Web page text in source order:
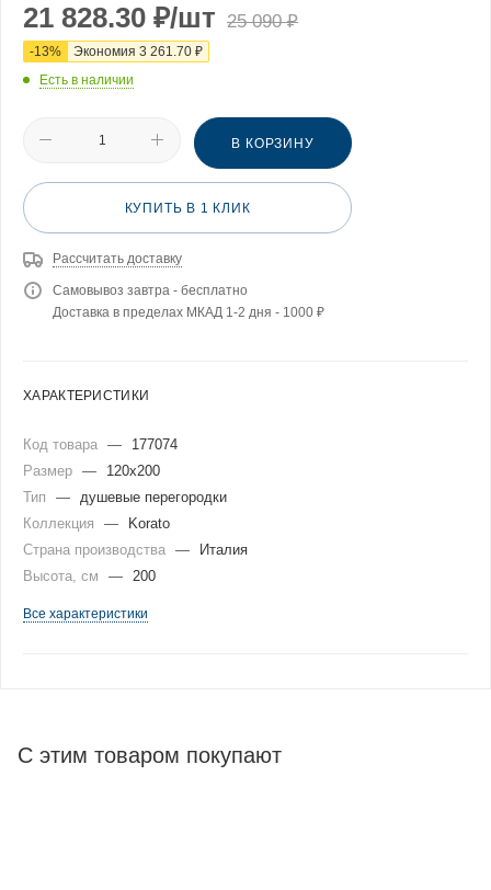
21 828.30 ₽/шт 25 090₽
-13% Экономия 3 261.70 ₽
Есть в наличии
В КОРЗИНУ
КУПИТЬ В 1 КЛИК
Рассчитать доставку
Самовывоз завтра - бесплатно
Доставка в пределах МКАД 1-2 дня - 1000 ₽
ХАРАКТЕРИСТИКИ
Код товара —
177074
Размер —
120x200
Тип
—
душевые перегородки
Коллекция
—
Korato
Страна производства —
Италия
Высота, см
— 200
Все характеристики
С этим товаром покупают